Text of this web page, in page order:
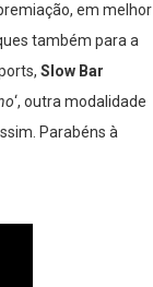
em melhor
também para a
Slow Bar
‘, outra modalidade
Parabéns à